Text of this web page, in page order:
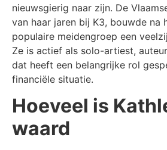
nieuwsgierig naar zijn. De
van haar jaren bij K3, bouwde na
populaire meidengroep een
Ze is actief als solo-artiest,
dat heeft een belangrijke rol
financiële situatie.
Hoeveel is
waard